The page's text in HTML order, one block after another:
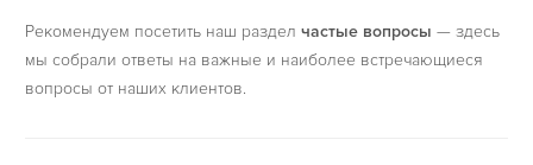
Рекомендуем посетить наш раздел частые вопросы — здесь
мы собрали ответы на важные и наиболее встречающиеся
вопросы от наших клиентов.